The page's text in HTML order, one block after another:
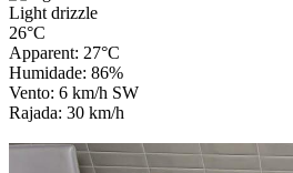
Light drizzle
26°C
Apparent: 27°C
Humidade: 86%
Vento: 6 km/h SW
Rajada: 30 km/h